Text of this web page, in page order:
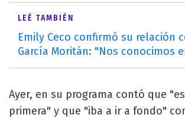
LEÉ TAMBIÉN
Emily Ceco confirmó su relación
García Moritán: "Nos conocimos
Ayer, en su programa contó que
primera" y que "iba a ir a fondo"